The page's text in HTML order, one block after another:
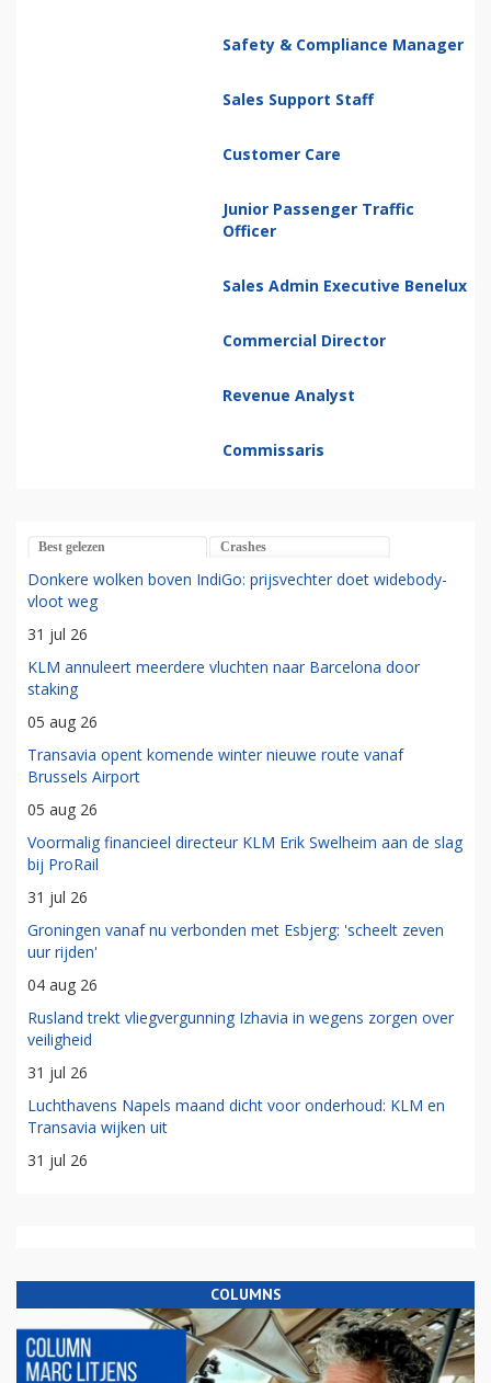
Safety & Compliance Manager
Sales Support Staff
Customer Care
Junior Passenger Traffic
Officer
Sales Admin Executive Benelux
Commercial Director
Revenue Analyst
Commissaris
Best gelezen Crashes
Donkere wolken boven IndiGo: prijsvechter doet widebody-
vloot weg
31 jul 26
KLM annuleert meerdere vluchten naar Barcelona door
staking
05 aug 26
Transavia opent komende winter nieuwe route vanaf
Brussels Airport
05 aug 26
Voormalig financieel directeur KLM Erik Swelheim aan de slag
bij ProRail
31 jul 26
Groningen vanaf nu verbonden met Esbjerg: 'scheelt zeven
uur rijden'
04 aug 26
Rusland trekt vliegvergunning Izhavia in wegens zorgen over
veiligheid
31 jul 26
Luchthavens Napels maand dicht voor onderhoud: KLM en
Transavia wijken uit
31 jul 26
COLUMNS